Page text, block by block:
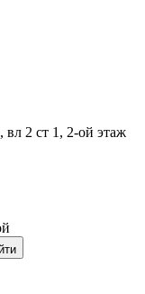
2 ст 1, 2-ой этаж